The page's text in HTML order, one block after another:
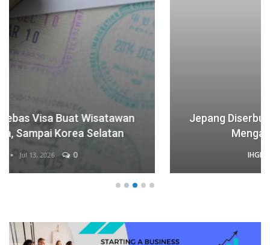
Jepang Diserbu Turis, 70 Persen Akomodasi
Mengaku Kekurangan Staf